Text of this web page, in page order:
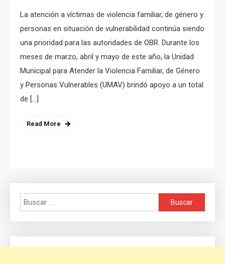
La atención a víctimas de violencia familiar, de género y
personas en situación de vulnerabilidad continúa siendo
una prioridad para las autoridades de OBR. Durante los
meses de marzo, abril y mayo de este año, la Unidad
Municipal para Atender la Violencia Familiar, de Género
y Personas Vulnerables (UMAV) brindó apoyo a un total
de […]
Read More
Buscar: